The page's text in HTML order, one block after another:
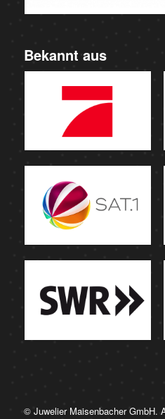
Bekannt aus
© Juwelier Maisenbacher GmbH.